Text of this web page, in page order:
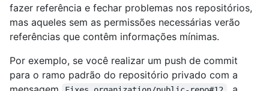
fazer referência e fechar problemas nos repositórios,
mas aqueles sem as permissões necessárias verão
referências que contêm informações mínimas.
Por exemplo, se você realizar um push de commit
para o ramo padrão do repositório privado com a